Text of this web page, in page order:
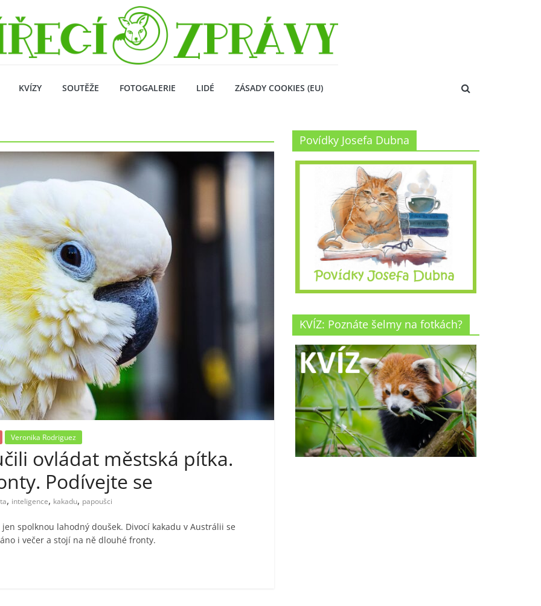
KVÍZY SOUTĚŽE FOTOGALERIE LIDÉ ZÁSADY COOKIES (EU)
Veronika Rodriguez
ovládat městská pítka.
Podívejte se
, inteligence, kakadu, papoušci
spolknou lahodný doušek. Divocí kakadu v Austrálii se
i večer a stojí na ně dlouhé fronty.
Povídky Josefa Dubna
KVÍZ: Poznáte šelmy na fotkách?